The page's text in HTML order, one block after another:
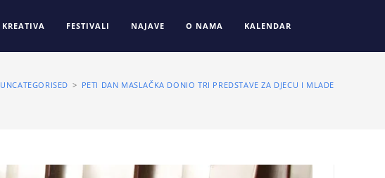
KREATIVA FESTIVALI NAJAVE O NAMA KALENDAR
UNCATEGORISED > PETI DAN MASLAČKA DONIO TRI PREDSTAVE ZA DJECU I MLADE